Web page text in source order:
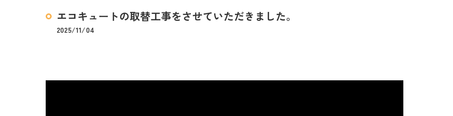
エコキュートの取替工事をさせていただきました。
2025/11/04